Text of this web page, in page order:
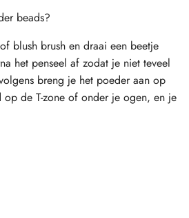
beads?
blush brush en draai een beetje
het penseel af zodat je niet teveel
breng je het poeder aan op
de T-zone of onder je ogen, en je